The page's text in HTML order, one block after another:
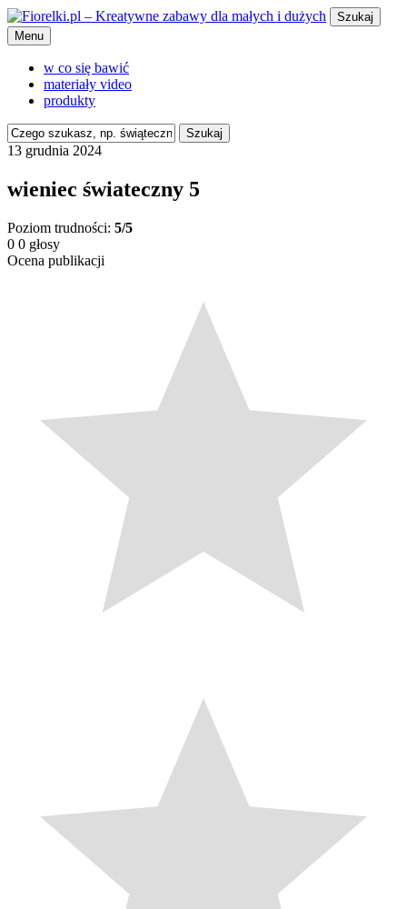
Szukaj
Menu
w co się bawić
materiały video
produkty
Szukaj
13 grudnia 2024
wieniec świateczny 5
Poziom trudności: 5/5
0 0 głosy
Ocena publikacji